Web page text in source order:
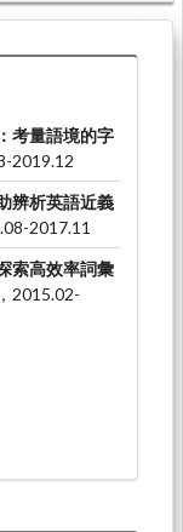
考量語境的字
2019.12
辨析英語近義
2017.11
索高效率詞彙
2015.02-